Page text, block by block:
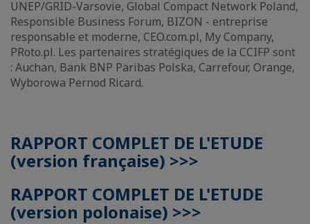
UNEP/GRID-Varsovie, Global Compact Network Poland,
Responsible Business Forum, BIZON - entreprise
responsable et moderne, CEO.com.pl, My Company,
PRoto.pl. Les partenaires stratégiques de la CCIFP sont
: Auchan, Bank BNP Paribas Polska, Carrefour, Orange,
Wyborowa Pernod Ricard.
RAPPORT COMPLET DE L'ETUDE
(version française) >>>
RAPPORT COMPLET DE L'ETUDE
(version polonaise) >>>